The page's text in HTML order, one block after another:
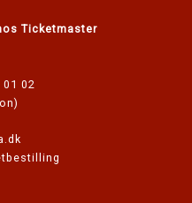
Ticketmaster
02